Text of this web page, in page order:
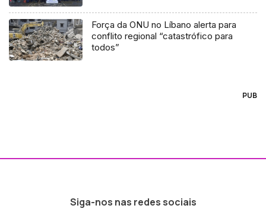
Força da ONU no Líbano alerta para
conflito regional “catastrófico para
todos”
PUB
Siga-nos nas redes sociais